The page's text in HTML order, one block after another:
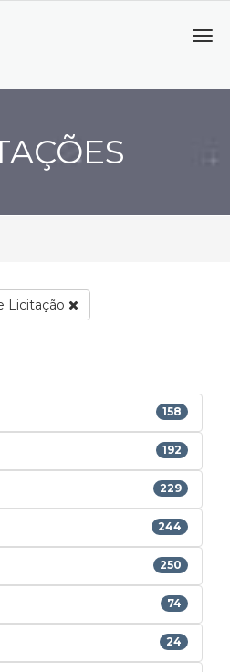
Licitação
158
192
229
244
250
74
24